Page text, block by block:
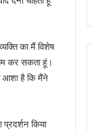
का मैं विशेष
कर सकता हूं।
आशा है कि मैंने
किया